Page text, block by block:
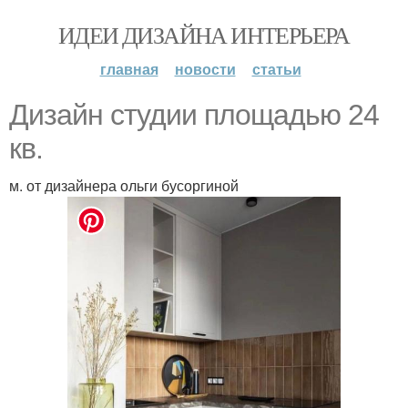
ИДЕИ ДИЗАЙНА ИНТЕРЬЕРА
главная новости статьи
Дизайн студии площадью 24
кв.
м. от дизайнера ольги бусоргиной